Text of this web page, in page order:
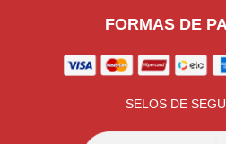
FORMAS DE
SELOS DE